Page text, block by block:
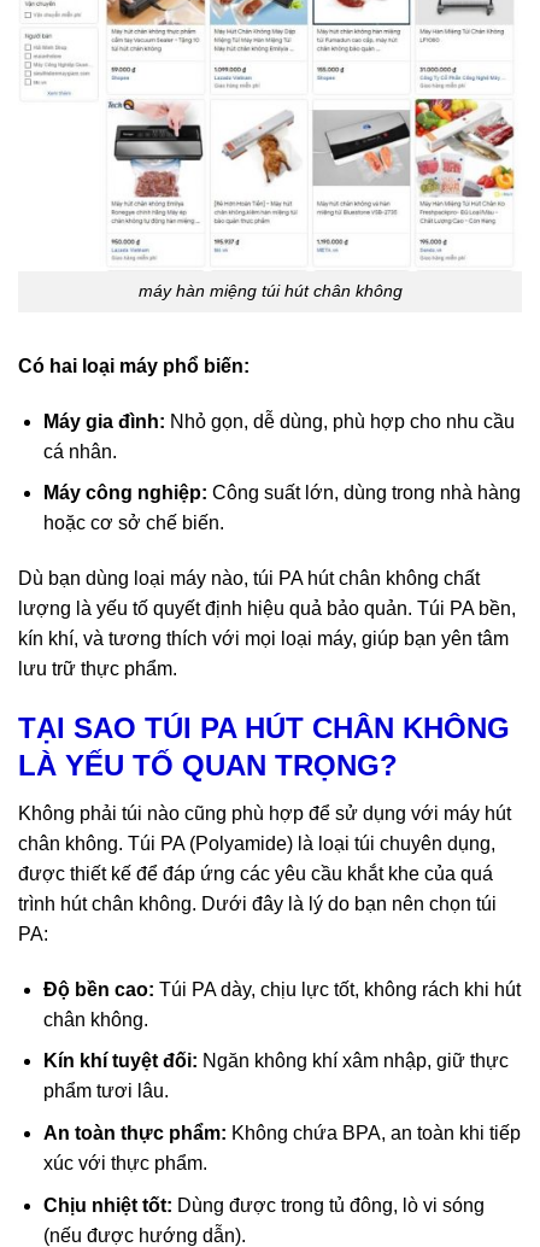
máy hàn miệng túi hút chân không
Có hai loại máy phổ biến:
Máy gia đình: Nhỏ gọn, dễ dùng, phù hợp cho nhu cầu
cá nhân.
Máy công nghiệp: Công suất lớn, dùng trong nhà hàng
hoặc cơ sở chế biến.
Dù bạn dùng loại máy nào, túi PA hút chân không chất
lượng là yếu tố quyết định hiệu quả bảo quản. Túi PA bền,
kín khí, và tương thích với mọi loại máy, giúp bạn yên tâm
lưu trữ thực phẩm.
TẠI SAO TÚI PA HÚT CHÂN KHÔNG
LÀ YẾU TỐ QUAN TRỌNG?
Không phải túi nào cũng phù hợp để sử dụng với máy hút
chân không. Túi PA (Polyamide) là loại túi chuyên dụng,
được thiết kế để đáp ứng các yêu cầu khắt khe của quá
trình hút chân không. Dưới đây là lý do bạn nên chọn túi
PA:
Độ bền cao: Túi PA dày, chịu lực tốt, không rách khi hút
chân không.
Kín khí tuyệt đối: Ngăn không khí xâm nhập, giữ thực
phẩm tươi lâu.
An toàn thực phẩm: Không chứa BPA, an toàn khi tiếp
xúc với thực phẩm.
Chịu nhiệt tốt: Dùng được trong tủ đông, lò vi sóng
(nếu được hướng dẫn).